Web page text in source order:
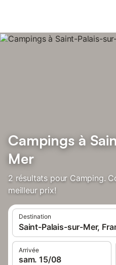
Campings à
Mer
2 résultats pour Camping.
meilleur prix!
Destination
Saint-Palais-sur-Mer,
Arrivée
sam. 15/08